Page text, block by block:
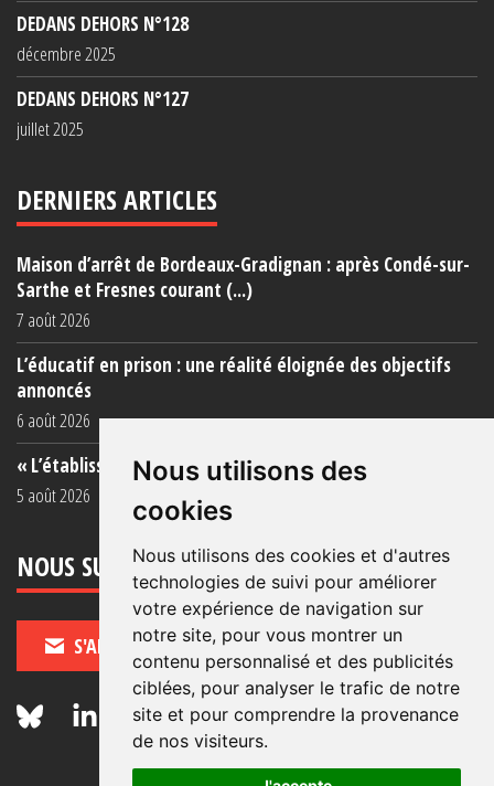
Nous utilisons des
cookies
Nous utilisons des cookies et d'autres
technologies de suivi pour améliorer
votre expérience de navigation sur
notre site, pour vous montrer un
contenu personnalisé et des publicités
ciblées, pour analyser le trafic de notre
site et pour comprendre la provenance
de nos visiteurs.
DEDANS DEHORS N°128
décembre 2025
DEDANS DEHORS N°127
juillet 2025
DERNIERS ARTICLES
Maison d’arrêt de Bordeaux-Gradignan : après Condé-sur-
Sarthe et Fresnes courant (...)
7 août 2026
L’éducatif en prison : une réalité éloignée des objectifs
annoncés
6 août 2026
« L’établissement est une porcherie totale »
5 août 2026
NOUS SUIVRE
S'ABONNER